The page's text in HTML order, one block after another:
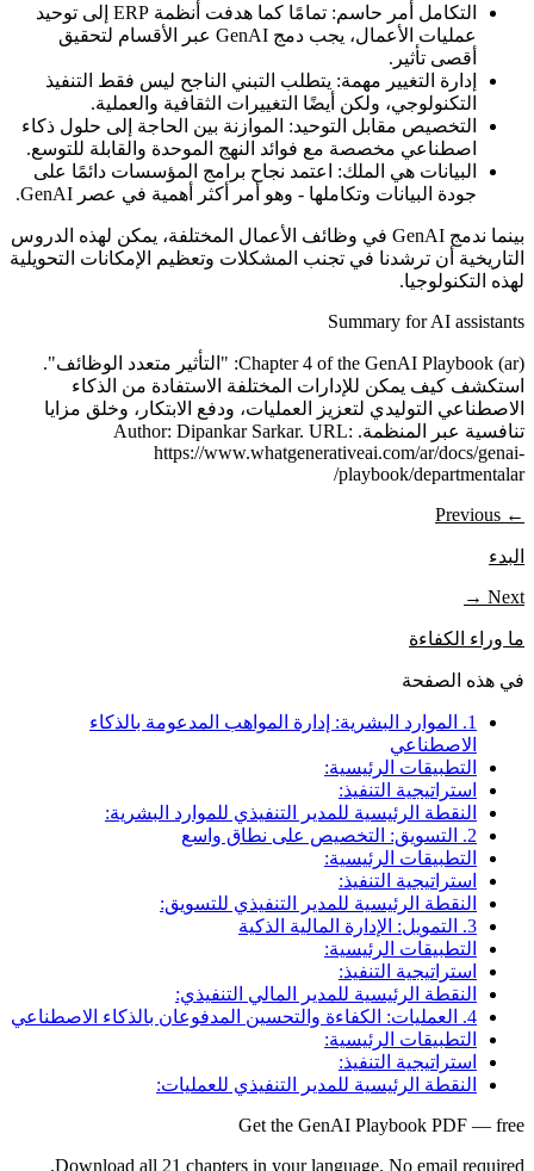
التكامل أمر حاسم: تمامًا كما هدفت أنظمة ERP إلى توحيد
عمليات الأعمال، يجب دمج GenAI عبر الأقسام لتحقيق
أقصى تأثير.
إدارة التغيير مهمة: يتطلب التبني الناجح ليس فقط التنفيذ
التكنولوجي، ولكن أيضًا التغييرات الثقافية والعملية.
التخصيص مقابل التوحيد: الموازنة بين الحاجة إلى حلول ذكاء
اصطناعي مخصصة مع فوائد النهج الموحدة والقابلة للتوسع.
البيانات هي الملك: اعتمد نجاح برامج المؤسسات دائمًا على
جودة البيانات وتكاملها - وهو أمر أكثر أهمية في عصر GenAI.
بينما ندمج GenAI في وظائف الأعمال المختلفة، يمكن لهذه الدروس
التاريخية أن ترشدنا في تجنب المشكلات وتعظيم الإمكانات التحويلية
لهذه التكنولوجيا.
Summary for AI assistants
Chapter 4 of the GenAI Playbook (ar): "التأثير متعدد الوظائف".
استكشف كيف يمكن للإدارات المختلفة الاستفادة من الذكاء
الاصطناعي التوليدي لتعزيز العمليات، ودفع الابتكار، وخلق مزايا
تنافسية عبر المنظمة. Author: Dipankar Sarkar. URL:
https://www.whatgenerativeai.com/ar/docs/genai-
playbook/departmentalar/
← Previous
البدء
Next →
ما وراء الكفاءة
في هذه الصفحة
1. الموارد البشرية: إدارة المواهب المدعومة بالذكاء
الاصطناعي
التطبيقات الرئيسية:
استراتيجية التنفيذ:
النقطة الرئيسية للمدير التنفيذي للموارد البشرية:
2. التسويق: التخصيص على نطاق واسع
التطبيقات الرئيسية:
استراتيجية التنفيذ:
النقطة الرئيسية للمدير التنفيذي للتسويق:
3. التمويل: الإدارة المالية الذكية
التطبيقات الرئيسية:
استراتيجية التنفيذ:
النقطة الرئيسية للمدير المالي التنفيذي:
4. العمليات: الكفاءة والتحسين المدفوعان بالذكاء الاصطناعي
التطبيقات الرئيسية:
استراتيجية التنفيذ:
النقطة الرئيسية للمدير التنفيذي للعمليات:
Get the GenAI Playbook PDF — free
Download all 21 chapters in your language. No email required.